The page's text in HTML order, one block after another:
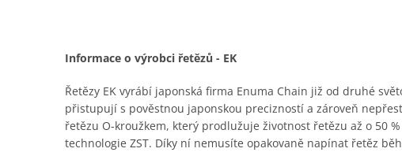
Informace o výrobci řetězů - EK
Řetězy EK vyrábí japonská firma Enuma Chain již od druhé
přistupují s pověstnou japonskou precizností a zároveň
řetězu O-kroužkem, který prodlužuje životnost řetězu až o 50
technologie ZST. Díky ní nemusíte opakovaně napínat řetěz